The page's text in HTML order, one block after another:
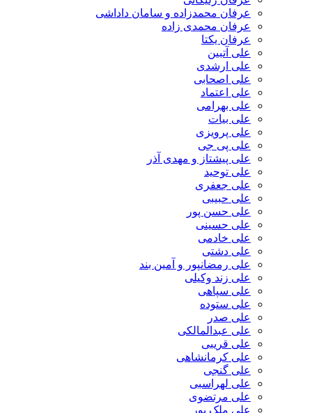
عرفان محمدزاده و سامان داداشی
عرفان محمدی زاده
عرفان یکتا
علی آتبین
علی ارشدی
علی اصحابی
علی اعتماد
علی بهرامی
علی بیات
علی پرویزی
علی پی جی
علی پیشتاز و مهدی آذر
علی توحید
علی جعفری
علی حبیبی
علی حسن پور
علی حسینی
علی خادمی
علی دشتی
علی رمضانپور و آمین بند
علی زند وکیلی
علی سپاهی
علی ستوده
علی صدر
علی عبدالمالکی
علی قریبی
علی کرمانشاهی
علی گنجی
علی لهراسبی
علی مرتضوی
علی ملک پور